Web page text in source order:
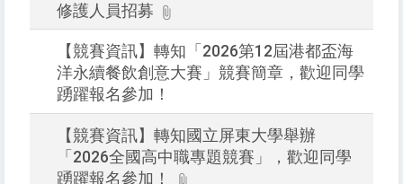
修護人員招募
【競賽資訊】轉知「2026第12屆港都盃海
洋永續餐飲創意大賽」競賽簡章，歡迎同學
踴躍報名參加！
【競賽資訊】轉知國立屏東大學舉辦
「2026全國高中職專題競賽」，歡迎同學
踴躍報名參加！